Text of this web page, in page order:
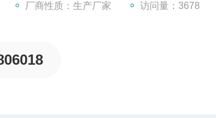
厂商性质：生产厂家 访问量：3678